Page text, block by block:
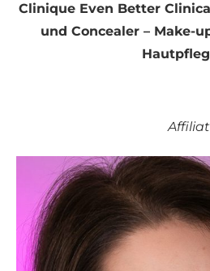
Clinique Even Better
und Concealer – Make-